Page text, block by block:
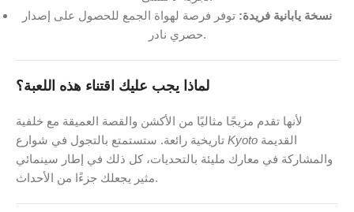
نسخة يابانية فريدة: توفر فرصة لهواة الجمع للحصول على إصدار
حصري نادر.
لماذا يجب عليك اقتناء هذه اللعبة؟
لأنها تقدم مزيجًا مثاليًا من الأكشن والقصة العميقة مع خلفية
Kyoto
والمشاركة في معارك مليئة بالتحديات، كل ذلك في إطار سينمائي
مثير يجعلك جزءًا من الأحداث.